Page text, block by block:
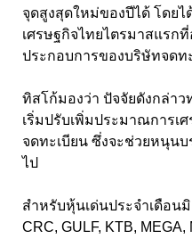
จุดสูงสุดใหม่ของปีได้ โดย
เศรษฐกิจไทยไตรมาสแรก
ประกอบการของบริษัทจดท
ทิสโก้มองว่า ปัจจัยดังกล่า
เริ่มปรับเพิ่มประมาณการเ
จดทะเบียน ซึ่งจะช่วยหนุน
ไป
สำหรับหุ้นเด่นประจำเดือ
CRC, GULF, KTB,